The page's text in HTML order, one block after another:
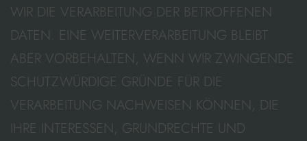
WIR DIE VERARBEITUNG DER BETROFFENEN
DATEN. EINE WEITERVERARBEITUNG BLEIBT
ABER VORBEHALTEN, WENN WIR ZWINGENDE
SCHUTZWÜRDIGE GRÜNDE FÜR DIE
VERARBEITUNG NACHWEISEN KÖNNEN, DIE
IHRE INTERESSEN, GRUNDRECHTE UND